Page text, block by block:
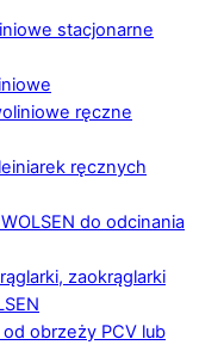
stacjonarne
ręczne
ręcznych
do odcinania
zaokrąglarki
od obrzeży PCV lub